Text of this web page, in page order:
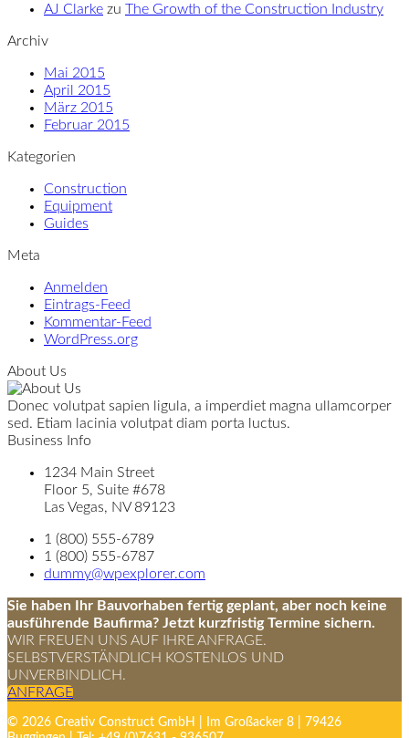
AJ Clarke zu The Growth of the Construction Industry
Archiv
Mai 2015
April 2015
März 2015
Februar 2015
Kategorien
Construction
Equipment
Guides
Meta
Anmelden
Eintrags-Feed
Kommentar-Feed
WordPress.org
About Us
Donec volutpat sapien ligula, a imperdiet magna ullamcorper
sed. Etiam lacinia volutpat diam porta luctus.
Business Info
1234 Main Street
Floor 5, Suite #678
Las Vegas, NV 89123
1 (800) 555-6789
1 (800) 555-6787
dummy@wpexplorer.com
Sie haben Ihr Bauvorhaben fertig geplant, aber noch keine
ausführende Baufirma? Jetzt kurzfristig Termine sichern.
WIR FREUEN UNS AUF IHRE ANFRAGE.
SELBSTVERSTÄNDLICH KOSTENLOS UND
UNVERBINDLICH.
ANFRAGE
© 2026 Creativ Construct GmbH | Im Großacker 8 | 79426